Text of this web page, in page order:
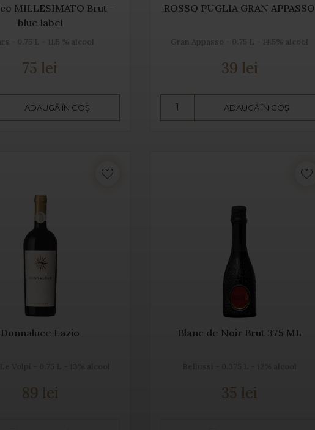
MILLESIMATO Brut -
blue label
- 0.75 L - 11.5 % alcool
75 lei
ADAUGĂ ÎN COȘ
ROSSO PUGLIA GRAN APPASSO
Gran Appasso - 0.75 L - 14.5% alcool
39 lei
ADAUGĂ ÎN COȘ
Donnaluce Lazio
89 lei
Blanc de Noir Brut 375 ML
35 lei